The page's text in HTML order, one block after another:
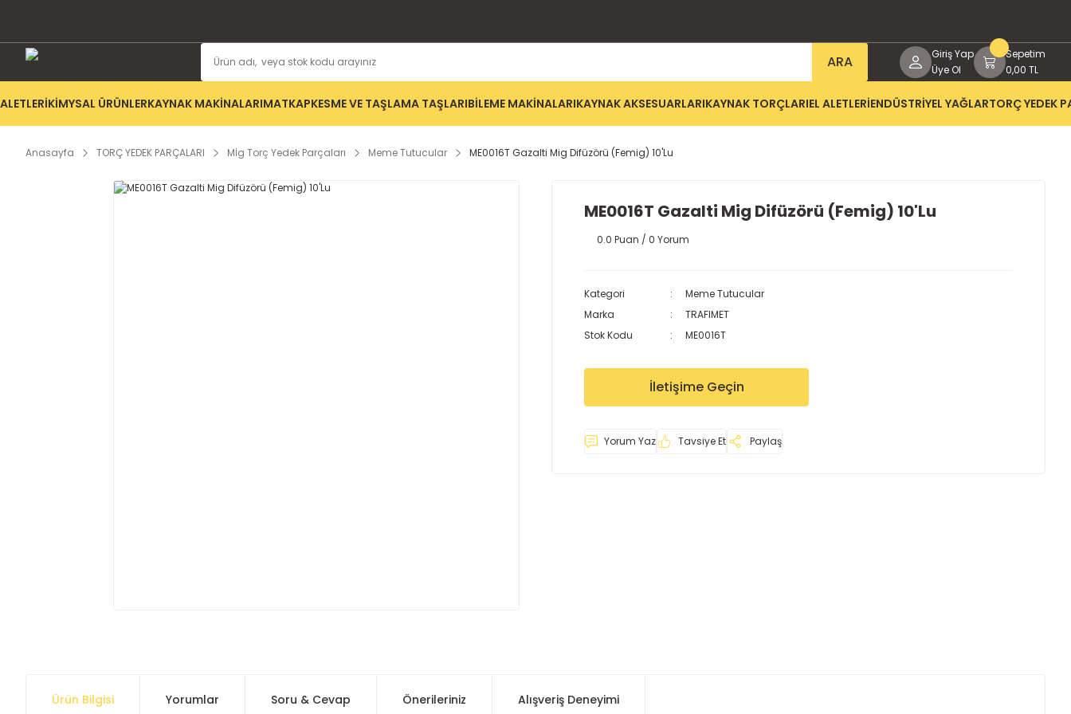
ARA
Giriş Yap
Üye Ol
Sepetim
0,00 TL
KİMYSAL ÜRÜNLERKAYNAK MAKİNALARIMATKAPKESME VE TAŞLAMA TAŞLARIBİLEME MAKİNALARIKAYNAK AKSESUARLARIKAYNAK TORÇLARIEL ALETLERİENDÜSTRİYEL YAĞLARTORÇ YEDEK
Anasayfa TORÇ YEDEK PARÇALARI Mİg Torç Yedek Parçaları Meme Tutucular ME0016T Gazalti Mig Difüzörü (Femig) 10'Lu
ME0016T Gazalti Mig Difüzörü (Femig) 10'Lu
0.0 Puan / 0 Yorum
Kategori
Meme Tutucular
Marka
TRAFIMET
Stok Kodu
ME0016T
İletişime Geçin
Yorum Yaz Tavsiye Et Paylaş
Ürün Bilgisi Yorumlar Soru & Cevap Önerileriniz Alışveriş Deneyimi